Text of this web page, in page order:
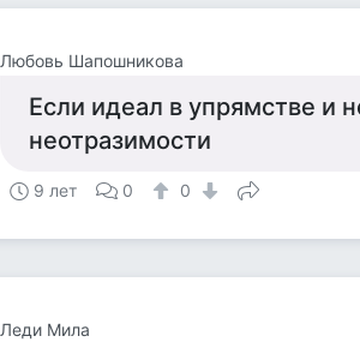
Любовь Шапошникова
Если идеал в упрямстве и
неотразимости
9 лет 0 0
Леди Мила